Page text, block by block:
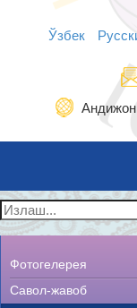
Ўзбек
Фотогелерея
Савол-жавоб